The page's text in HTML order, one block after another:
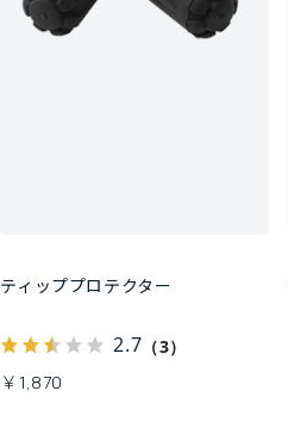
ティッププロテクター
2.7 （3）
￥1,870